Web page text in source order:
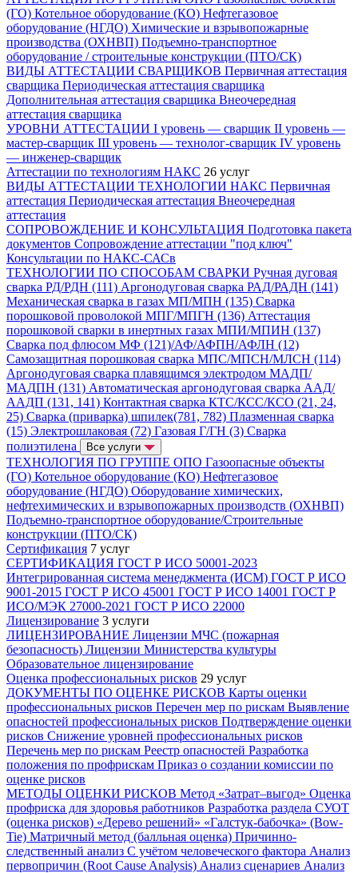
(ГО) Котельное оборудование (КО) Нефтегазовое
оборудование (НГДО) Химические и взрывопожарные
производства (ОХНВП) Подъемно-транспортное
оборудование / строительные конструкции (ПТО/СК)
ВИДЫ АТТЕСТАЦИИ СВАРЩИКОВ Первичная аттестация
сварщика Периодическая аттестация сварщика
Дополнительная аттестация сварщика Внеочередная
аттестация сварщика
УРОВНИ АТТЕСТАЦИИ I уровень — сварщик II уровень —
мастер-сварщик III уровень — технолог-сварщик IV уровень
— инженер-сварщик
Аттестации по технологиям НАКС 26 услуг
ВИДЫ АТТЕСТАЦИИ ТЕХНОЛОГИИ НАКС Первичная
аттестация Периодическая аттестация Внеочередная
аттестация
СОПРОВОЖДЕНИЕ И КОНСУЛЬТАЦИЯ Подготовка пакета
документов Сопровождение аттестации "под ключ"
Консультации по НАКС-САСв
ТЕХНОЛОГИИ ПО СПОСОБАМ СВАРКИ Ручная дуговая
сварка РД/РДН (111) Аргонодуговая сварка РАД/РАДН (141)
Механическая сварка в газах МП/МПН (135) Сварка
порошковой проволокой МПГ/МПГН (136) Аттестация
порошковой сварки в инертных газах МПИ/МПИН (137)
Сварка под флюсом МФ (121)/АФ/АФПН/АФЛН (12)
Самозащитная порошковая сварка МПС/МПСН/МЛСН (114)
Аргонодуговая сварка плавящимся электродом МАДП/
МАДПН (131) Автоматическая аргонодуговая сварка ААД/
ААДП (131, 141) Контактная сварка КТС/КСС/КСО (21, 24,
25) Сварка (приварка) шпилек(781, 782) Плазменная сварка
(15) Электрошлаковая (72) Газовая Г/ГН (3) Сварка
полиэтилена
Все услуги
ТЕХНОЛОГИЯ ПО ГРУППЕ ОПО Газоопасные объекты
(ГО) Котельное оборудование (КО) Нефтегазовое
оборудование (НГДО) Оборудование химических,
нефтехимических и взрывопожарных производств (ОХНВП)
Подъемно-транспортное оборудование/Строительные
конструкции (ПТО/СК)
Сертификация 7 услуг
СЕРТИФИКАЦИЯ ГОСТ Р ИСО 50001-2023
Интегрированная система менеджмента (ИСМ) ГОСТ Р ИСО
9001-2015 ГОСТ Р ИСО 45001 ГОСТ Р ИСО 14001 ГОСТ Р
ИСО/МЭК 27000-2021 ГОСТ Р ИСО 22000
Лицензирование 3 услуги
ЛИЦЕНЗИРОВАНИЕ Лицензии МЧС (пожарная
безопасность) Лицензии Министерства культуры
Образовательное лицензирование
Оценка профессиональных рисков 29 услуг
ДОКУМЕНТЫ ПО ОЦЕНКЕ РИСКОВ Карты оценки
профессиональных рисков Перечен мер по рискам Выявление
опасностей профессиональных рисков Подтверждение оценки
рисков Снижение уровней профессиональных рисков
Перечень мер по рискам Реестр опасностей Разработка
положения по профрискам Приказ о создании комиссии по
оценке рисков
МЕТОДЫ ОЦЕНКИ РИСКОВ Метод «Затрат–выгод» Оценка
профриска для здоровья работников Разработка раздела СУОТ
(оценка рисков) «Дерево решений» «Галстук-бабочка» (Bow-
Tie) Матричный метод (балльная оценка) Причинно-
следственный анализ С учётом человеческого фактора Анализ
первопричин (Root Cause Analysis) Анализ сценариев Анализ